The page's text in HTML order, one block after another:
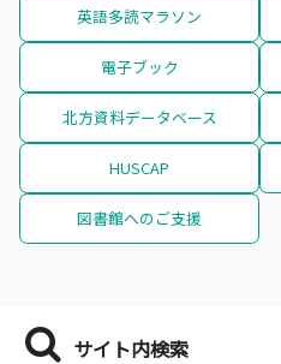
英語多読マラソン
電子ブック
北方資料データベース
HUSCAP
図書館へのご支援
サイト内検索